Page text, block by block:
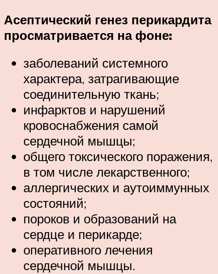
Асептический генез перикардита
просматривается на фоне:
заболеваний системного
характера, затрагивающие
соединительную ткань;
инфарктов и нарушений
кровоснабжения самой
сердечной мышцы;
общего токсического поражения,
в том числе лекарственного;
аллергических и аутоиммунных
состояний;
пороков и образований на
сердце и перикарде;
оперативного лечения
сердечной мышцы.